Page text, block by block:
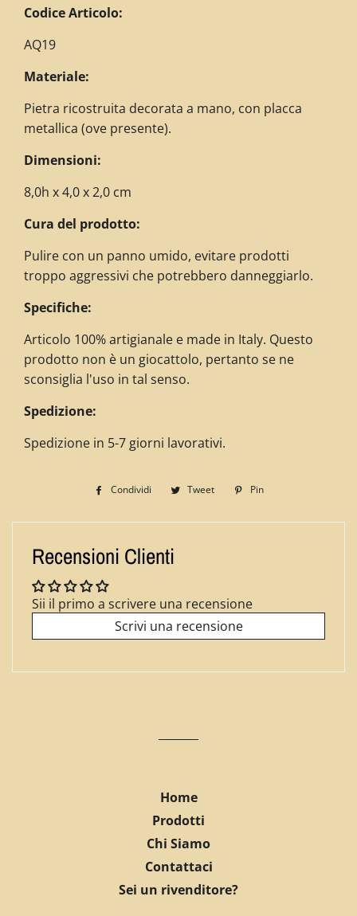
Codice Articolo:
AQ19
Materiale:
Pietra ricostruita decorata a mano, con placca
metallica (ove presente).
Dimensioni:
8,0h x 4,0 x 2,0 cm
Cura del prodotto:
Pulire con un panno umido, evitare prodotti
troppo aggressivi che potrebbero danneggiarlo.
Specifiche:
Articolo 100% artigianale e made in Italy. Questo
prodotto non è un giocattolo, pertanto se ne
sconsiglia l'uso in tal senso.
Spedizione:
Spedizione in 5-7 giorni lavorativi.
Condividi
Condividi
Facebook
Tweet
Twitta
Twitter
Pin
Pinterest
Recensioni Clienti
Sii il primo a scrivere una recensione
Scrivi una recensione
Home
Prodotti
Chi Siamo
Contattaci
Sei un rivenditore?